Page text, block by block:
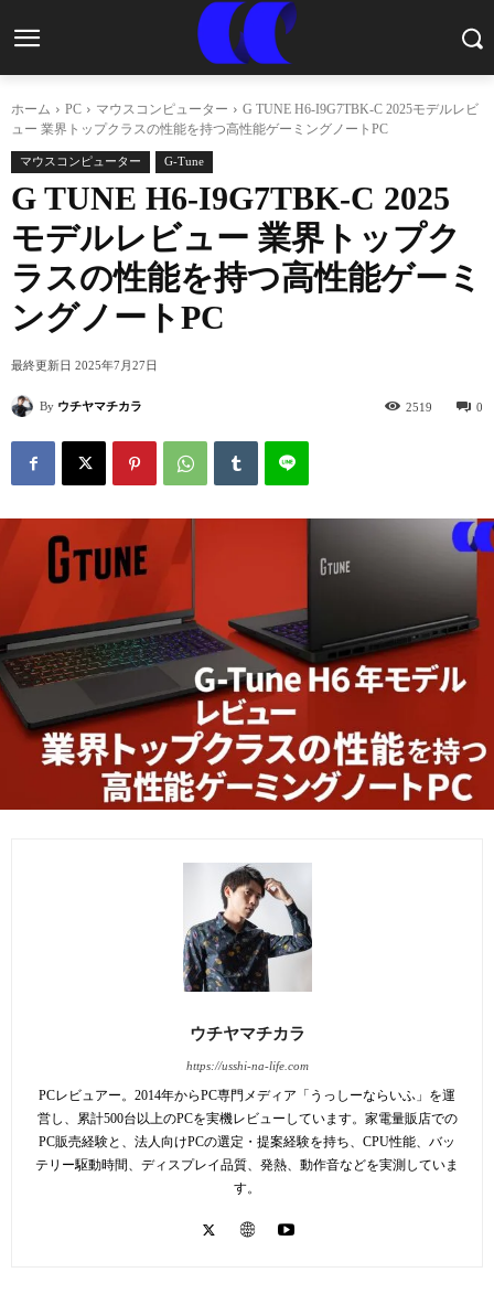
ホーム PC マウスコンピューター
G TUNE H6-I9G7TBK-C 2025モデルレビ
ュー 業界トップクラスの性能を持つ高性能ゲーミングノートPC
マウスコンピューター G-Tune
G TUNE H6-I9G7TBK-C 2025
モデルレビュー 業界トップク
ラスの性能を持つ高性能ゲーミ
ングノートPC
最終更新日 2025年7月27日
By ウチヤマチカラ 0
2519
ウチヤマチカラ
https://usshi-na-life.com
PCレビュアー。2014年からPC専門メディア「うっしーならいふ」を運
営し、累計500台以上のPCを実機レビューしています。家電量販店での
PC販売経験と、法人向けPCの選定・提案経験を持ち、CPU性能、バッ
テリー駆動時間、ディスプレイ品質、発熱、動作音などを実測していま
す。